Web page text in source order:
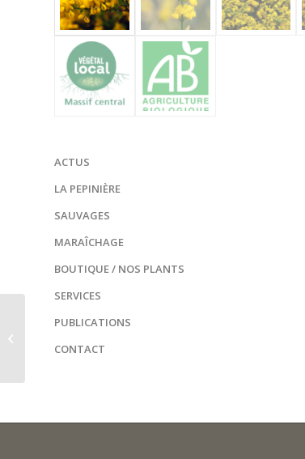
ACTUS
LA PEPINIÈRE
SAUVAGES
MARAÎCHAGE
BOUTIQUE / NOS PLANTS
SERVICES
PUBLICATIONS
CONTACT
Filipendula vulgaris /
Filipendule commune